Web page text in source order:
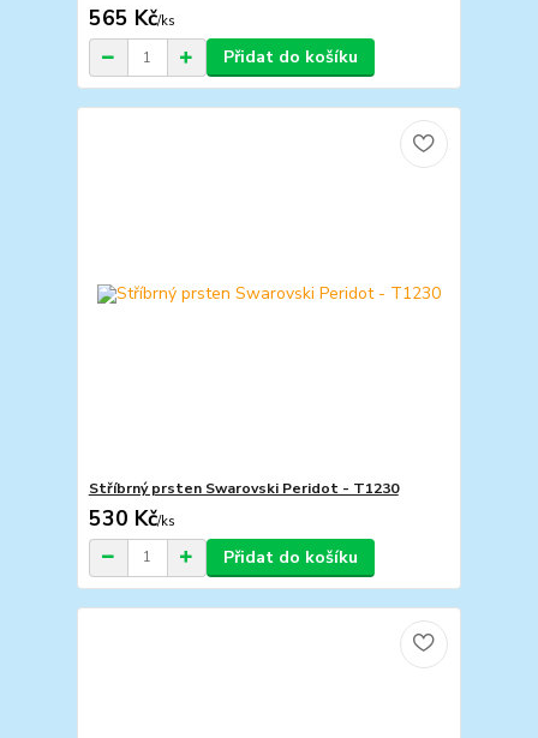
565 Kč/ks
Přidat do košíku
Stříbrný prsten Swarovski Peridot - T1230
530 Kč/ks
Přidat do košíku